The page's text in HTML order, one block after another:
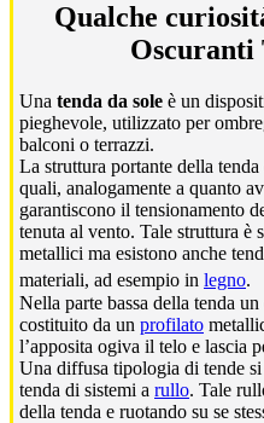
Qualche
Oscuranti
Una tenda da sole è un
pieghevole, utilizzato per
balconi o terrazzi.
La struttura portante della
quali, analogamente a quanto
garantiscono il tensionamento
tenuta al vento. Tale struttura è
metallici ma esistono anche
materiali, ad esempio in legno.
Nella parte bassa della tenda
costituito da un profilato
l’apposita ogiva il telo e lascia
Una diffusa tipologia di tende
tenda di sistemi a rullo. Tale
della tenda e ruotando su se